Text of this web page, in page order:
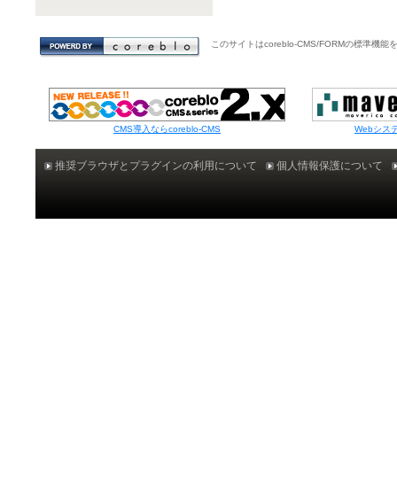
このサイトはcoreblo-CMS/FORMの標準機能
CMS導入ならcoreblo-CMS Webシス
推奨ブラウザとプラグインの利用について 個人情報保護について